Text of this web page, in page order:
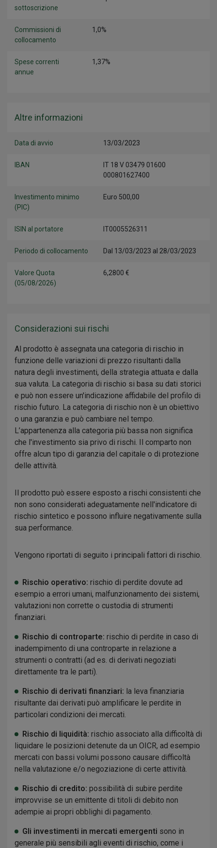
sottoscrizione
Commissioni di
collocamento
1,0%
Spese correnti
annue
1,37%
Altre informazioni
Data di avvio 13/03/2023
IBAN
IT 18 V 03479 01600
000801627400
Investimento minimo
(PIC)
Euro 500,00
ISIN al portatore IT0005526311
Periodo di collocamento Dal 13/03/2023 al 28/03/2023
Valore Quota
(05/08/2026)
6,2800 €
Considerazioni sui rischi
Al prodotto è assegnata una categoria di rischio in
funzione delle variazioni di prezzo risultanti dalla
natura degli investimenti, della strategia attuata e dalla
sua valuta. La categoria di rischio si basa su dati storici
e può non essere un'indicazione affidabile del profilo di
rischio futuro. La categoria di rischio non è un obiettivo
o una garanzia e può cambiare nel tempo.
L’appartenenza alla categoria più bassa non significa
che l'investimento sia privo di rischi. Il comparto non
offre alcun tipo di garanzia del capitale o di protezione
delle attività.
Il prodotto può essere esposto a rischi consistenti che
non sono considerati adeguatamente nell'indicatore di
rischio sintetico e possono influire negativamente sulla
sua performance.
Vengono riportati di seguito i principali fattori di rischio.
Rischio operativo: rischio di perdite dovute ad
esempio a errori umani, malfunzionamento dei sistemi,
valutazioni non corrette o custodia di strumenti
finanziari.
Rischio di controparte: rischio di perdite in caso di
inadempimento di una controparte in relazione a
strumenti o contratti (ad es. di derivati negoziati
direttamente tra le parti).
Rischio di derivati finanziari: la leva finanziaria
risultante dai derivati può amplificare le perdite in
particolari condizioni dei mercati.
Rischio di liquidità: rischio associato alla difficoltà di
liquidare le posizioni detenute da un OICR, ad esempio
mercati con bassi volumi possono causare difficoltà
nella valutazione e/o negoziazione di certe attività.
Rischio di credito: possibilità di subire perdite
improvvise se un emittente di titoli di debito non
adempie ai propri obblighi di pagamento.
Gli investimenti in mercati emergenti sono in
generale più sensibili agli eventi di rischio, come i